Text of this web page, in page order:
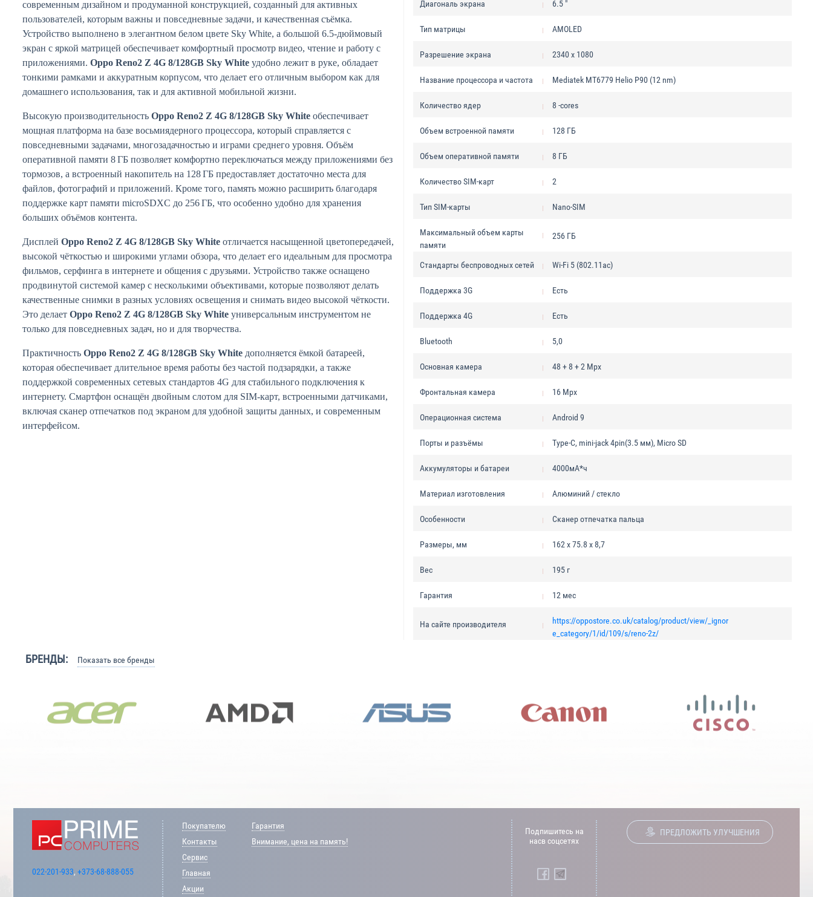
современным дизайном и продуманной конструкцией, созданный для активных
пользователей, которым важны и повседневные задачи, и качественная съёмка.
Устройство выполнено в элегантном белом цвете Sky White, а большой 6.5‑дюймовый
экран с яркой матрицей обеспечивает комфортный просмотр видео, чтение и работу с
приложениями. Oppo Reno2 Z 4G 8/128GB Sky White удобно лежит в руке, обладает
тонкими рамками и аккуратным корпусом, что делает его отличным выбором как для
домашнего использования, так и для активной мобильной жизни.
Высокую производительность Oppo Reno2 Z 4G 8/128GB Sky White обеспечивает
мощная платформа на базе восьмиядерного процессора, который справляется с
повседневными задачами, многозадачностью и играми среднего уровня. Объём
оперативной памяти 8 ГБ позволяет комфортно переключаться между приложениями без
тормозов, а встроенный накопитель на 128 ГБ предоставляет достаточно места для
файлов, фотографий и приложений. Кроме того, память можно расширить благодаря
поддержке карт памяти microSDXC до 256 ГБ, что особенно удобно для хранения
больших объёмов контента.
Дисплей Oppo Reno2 Z 4G 8/128GB Sky White отличается насыщенной цветопередачей,
высокой чёткостью и широкими углами обзора, что делает его идеальным для просмотра
фильмов, серфинга в интернете и общения с друзьями. Устройство также оснащено
продвинутой системой камер с несколькими объективами, которые позволяют делать
качественные снимки в разных условиях освещения и снимать видео высокой чёткости.
Это делает Oppo Reno2 Z 4G 8/128GB Sky White универсальным инструментом не
только для повседневных задач, но и для творчества.
Практичность Oppo Reno2 Z 4G 8/128GB Sky White дополняется ёмкой батареей,
которая обеспечивает длительное время работы без частой подзарядки, а также
поддержкой современных сетевых стандартов 4G для стабильного подключения к
интернету. Смартфон оснащён двойным слотом для SIM‑карт, встроенными датчиками,
включая сканер отпечатков под экраном для удобной защиты данных, и современным
интерфейсом.
Диагональ экрана 6.5 "
Тип матрицы AMOLED
Разрешение экрана 2340 x 1080
Название процессора и частота Mediatek MT6779 Helio P90 (12 nm)
Количество ядер 8 -cores
Объем встроенной памяти 128 ГБ
Объем оперативной памяти 8 ГБ
Количество SIM-карт 2
Тип SIM-карты Nano-SIM
Максимальный объем карты
памяти
256 ГБ
Стандарты беспроводных сетей Wi-Fi 5 (802.11ac)
Поддержка 3G Есть
Поддержка 4G Есть
Bluetooth 5,0
Основная камера 48 + 8 + 2 Mpx
Фронтальная камера 16 Mpx
Операционная система Android 9
Порты и разъёмы Type-C, mini-jack 4pin(3.5 мм), Micro SD
Аккумуляторы и батареи 4000мА*ч
Материал изготовления Алюминий / стекло
Особенности Сканер отпечатка пальца
Размеры, мм 162 x 75.8 x 8,7
Вес 195 г
Гарантия 12 мес
На сайте производителя
https://oppostore.co.uk/catalog/product/view/_ignor
e_category/1/id/109/s/reno-2z/
БРЕНДЫ: Показать все бренды
022-201-933, +373-68-888-055
Покупателю
Контакты
Сервис
Главная
Акции
Гарантия
Внимание, цена на память!
Подпишитесь на
насв соцсетях
ПРЕДЛОЖИТЬ УЛУЧШЕНИЯ